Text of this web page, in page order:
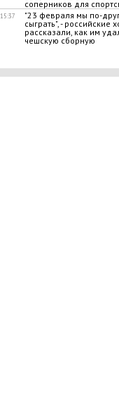
соперников для
15:37
"23 февраля мы по-
сыграть", - российские
рассказали, как им
чешскую сборную